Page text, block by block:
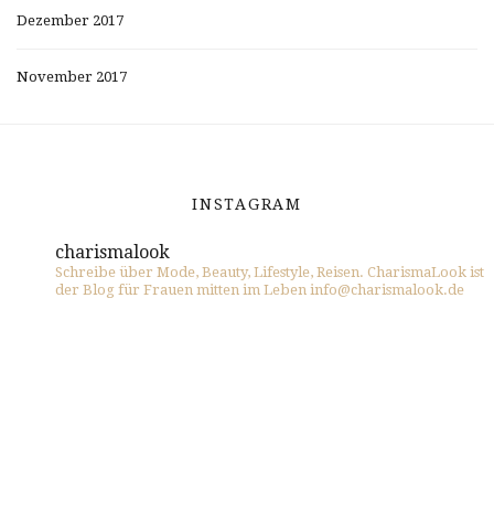
Dezember 2017
November 2017
INSTAGRAM
charismalook
Schreibe über Mode, Beauty, Lifestyle, Reisen. CharismaLook ist
der Blog für Frauen mitten im Leben info@charismalook.de